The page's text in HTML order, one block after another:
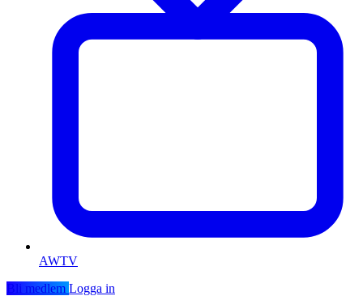
AWTV
Bli medlem Logga in